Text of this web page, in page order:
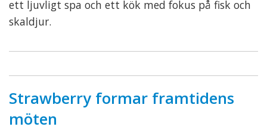
ett ljuvligt spa och ett kök med fokus på fisk och
skaldjur.
Strawberry formar framtidens
möten